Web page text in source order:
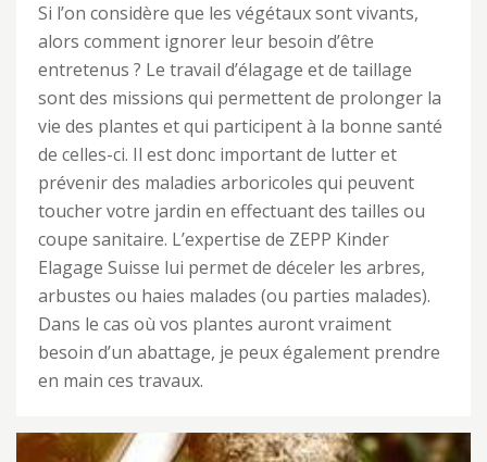
Si l’on considère que les végétaux sont vivants,
alors comment ignorer leur besoin d’être
entretenus ? Le travail d’élagage et de taillage
sont des missions qui permettent de prolonger la
vie des plantes et qui participent à la bonne santé
de celles-ci. Il est donc important de lutter et
prévenir des maladies arboricoles qui peuvent
toucher votre jardin en effectuant des tailles ou
coupe sanitaire. L’expertise de ZEPP Kinder
Elagage Suisse lui permet de déceler les arbres,
arbustes ou haies malades (ou parties malades).
Dans le cas où vos plantes auront vraiment
besoin d’un abattage, je peux également prendre
en main ces travaux.